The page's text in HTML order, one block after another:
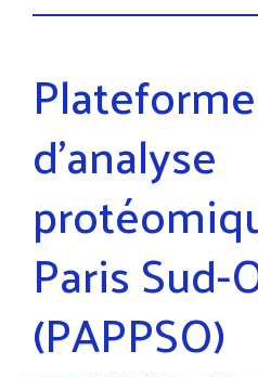
Plateforme
d’analyse
Paris Sud-
(PAPPSO)